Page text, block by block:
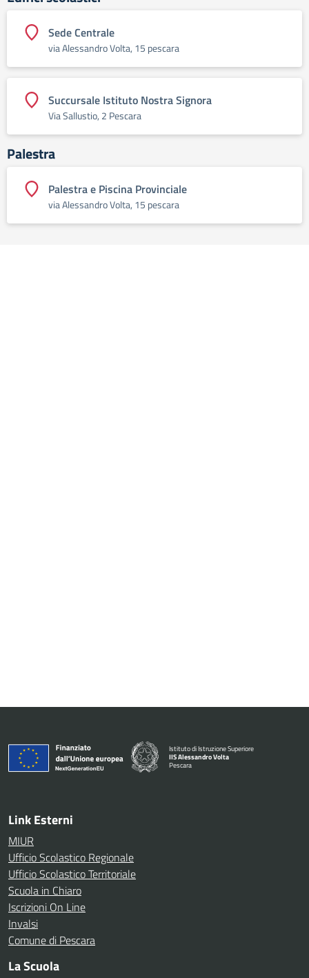
Sede Centrale
via Alessandro Volta, 15 pescara
Succursale Istituto Nostra Signora
Via Sallustio, 2 Pescara
Palestra
Palestra e Piscina Provinciale
via Alessandro Volta, 15 pescara
Istituto di Istruzione Superiore
IIS Alessandro Volta
Pescara
Link Esterni
MIUR
Ufficio Scolastico Regionale
Ufficio Scolastico Territoriale
Scuola in Chiaro
Iscrizioni On Line
Invalsi
Comune di Pescara
La Scuola